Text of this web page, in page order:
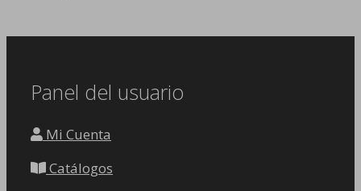
Panel del usuario
Mi Cuenta
Catálogos